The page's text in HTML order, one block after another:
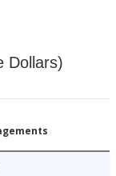
Dollars)